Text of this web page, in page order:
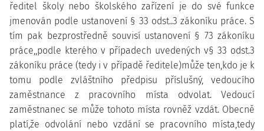
ředitel školy nebo školského zařízení je do své funkce
jmenován podle ustanovení § 33 odst..3 zákoníku práce. S
tím pak bezprostředně souvisí ustanovení § 73 zákoníku
práce,,podle kterého v případech uvedených v§ 33 odst.3
zákoníku práce (tedy i v případě ředitele)může ten,kdo je k
tomu podle zvláštního předpisu příslušný, vedoucího
zaměstnance z pracovního místa odvolat. Vedoucí
zaměstnanec se může tohoto místa rovněž vzdát. Obecně
platí,že odvolání nebo vzdání se pracovního místa,tedy